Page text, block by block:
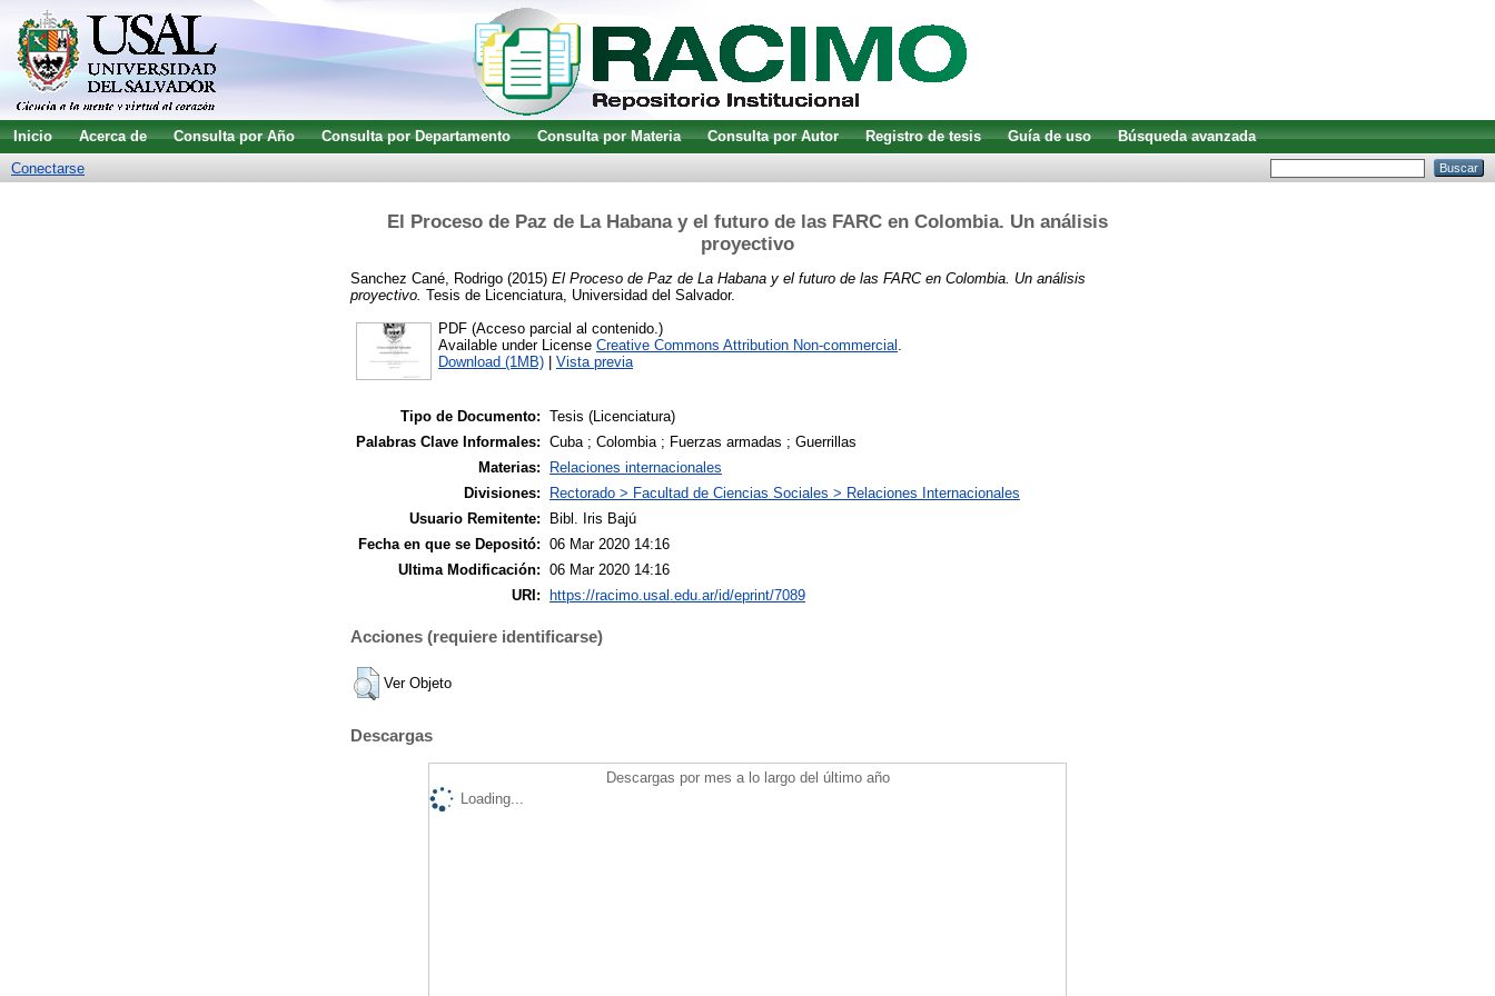
Inicio Acerca de Consulta por Año Consulta por Departamento Consulta por Materia Consulta por Autor Registro de tesis Guía de uso
Búsqueda avanzada
Conectarse
El Proceso de Paz de La Habana y el futuro de las FARC en Colombia. Un análisis
proyectivo
Sanchez Cané, Rodrigo (2015) El Proceso de Paz de La Habana y el futuro de las FARC en Colombia. Un análisis
proyectivo. Tesis de Licenciatura, Universidad del Salvador.
PDF (Acceso parcial al contenido.)
Available under License Creative Commons Attribution Non-commercial .
Download (1MB)
Vista previa
Tipo de Documento: Tesis (Licenciatura)
Palabras Clave Informales: Cuba ; Colombia ; Fuerzas armadas ; Guerrillas
Materias:
Relaciones internacionales
Divisiones:
Rectorado > Facultad de Ciencias Sociales > Relaciones Internacionales
Usuario Remitente:
Bibl. Iris Bajú
Fecha en que se Depositó: 06 Mar 2020 14:16
Ultima Modificación: 06 Mar 2020 14:16
URI:
https://racimo.usal.edu.ar/id/eprint/7089
Acciones (requiere identificarse)
Ver Objeto
Descargas
Descargas por mes a lo largo del último año
Loading...